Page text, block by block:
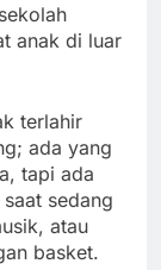
anak di luar
terlahir
ada yang
tapi ada
sedang
atau
basket.